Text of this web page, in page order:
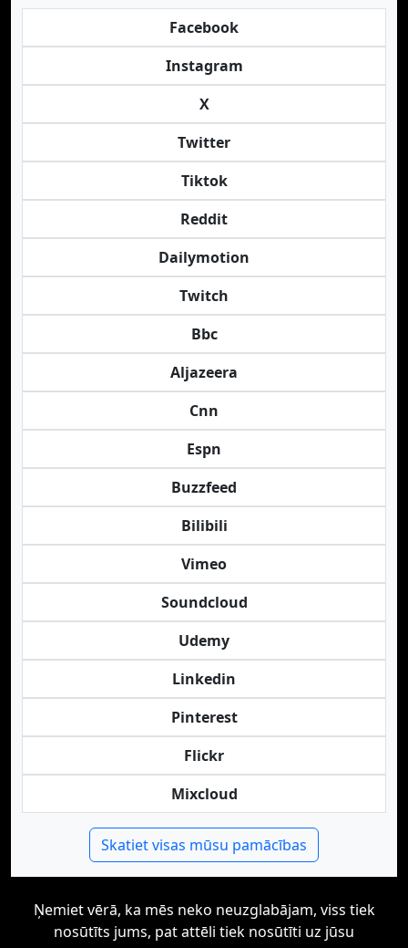
Facebook
Instagram
X
Twitter
Tiktok
Reddit
Dailymotion
Twitch
Bbc
Aljazeera
Cnn
Espn
Buzzfeed
Bilibili
Vimeo
Soundcloud
Udemy
Linkedin
Pinterest
Flickr
Mixcloud
Skatiet visas mūsu pamācības
Ņemiet vērā, ka mēs neko neuzglabājam, viss tiek
nosūtīts jums, pat attēli tiek nosūtīti uz jūsu